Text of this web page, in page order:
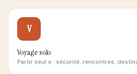
V
Voyage solo
Partir seul·e : sécurité, rencontres,